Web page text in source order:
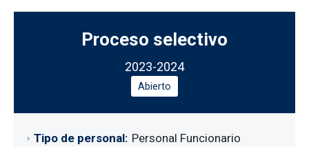
Proceso selectivo
2023-2024
Abierto
Tipo de personal Personal Funcionario